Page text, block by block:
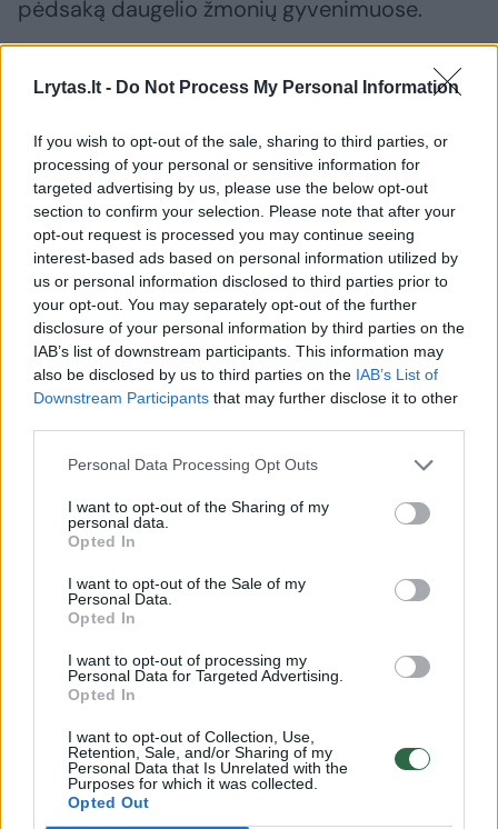
Lrytas.lt - Do Not Process My Personal Information
If you wish to opt-out of the sale, sharing to third parties, or
processing of your personal or sensitive information for
targeted advertising by us, please use the below opt-out
section to confirm your selection. Please note that after your
opt-out request is processed you may continue seeing
interest-based ads based on personal information utilized by
us or personal information disclosed to third parties prior to
your opt-out. You may separately opt-out of the further
disclosure of your personal information by third parties on the
IAB’s list of downstream participants. This information may
also be disclosed by us to third parties on the IAB’s List of
Downstream Participants that may further disclose it to other
Personal Data Processing Opt Outs
I want to opt-out of the Sharing of my
personal data.
Opted In
I want to opt-out of the Sale of my
Personal Data.
Opted In
I want to opt-out of processing my
Personal Data for Targeted Advertising.
Opted In
I want to opt-out of Collection, Use,
Retention, Sale, and/or Sharing of my
Personal Data that Is Unrelated with the
Purposes for which it was collected.
Opted Out
pėdsaką daugelio žmonių gyvenimuose.
„Visada branginsime meilę, juoką ir
mums padovanojo. Jos graži siela palietė
daugybę žmonių, todėl jos labai trūks ir ji
visada liks mūsų širdyse“, – teigiama grupės
pareiškime.
Jautriais žodžiais socialiniuose tinkluose su
velione atsisveikino ir buvusi grupės draugė
Aria Crescendo.
„Ilsėkis ramybėje, Lauren. Mano sese, mano
geriausia drauge. Negaliu patikėti, kad mūsų
nebėra kartu. Kalbėjomės vos prieš savaitę ir
mūsų pokalbis. Myliu tave ir amžinai tavęs
ilgėsiuosi“, – rašė ji.
dainininkė
Komentuoti po šiuo straipsniu